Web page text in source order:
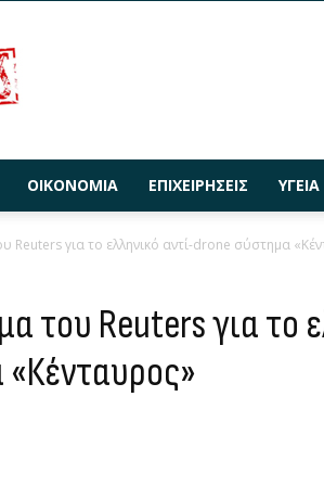
ΟΙΚΟΝΟΜΊΑ ΕΠΙΧΕΙΡΉΣΕΙΣ
Reuters για το ελληνικό αντί-drone σύστημα
του Reuters για το